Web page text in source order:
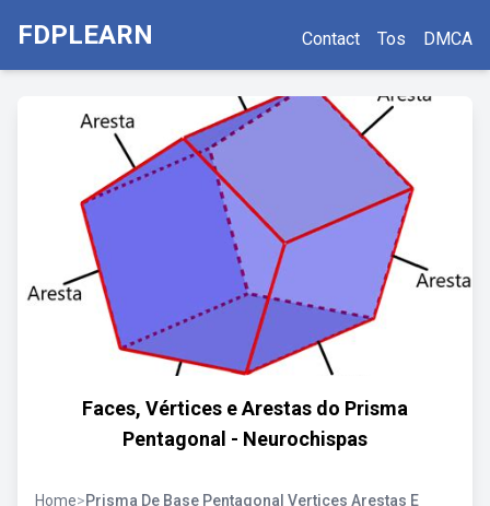
FDPLEARN Contact Tos DMCA
Faces, Vértices e Arestas do Prisma
Pentagonal - Neurochispas
Home>Prisma De Base Pentagonal Vertices Arestas E